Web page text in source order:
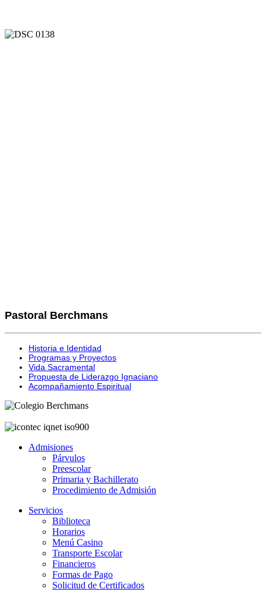
Pastoral Berchmans
Historia e Identidad
Programas y Proyectos
Vida Sacramental
Propuesta de Liderazgo Ignaciano
Acompañamiento Espiritual
Admisiones
Párvulos
Preescolar
Primaria y Bachillerato
Procedimiento de Admisión
Servicios
Biblioteca
Horarios
Menú Casino
Transporte Escolar
Financieros
Formas de Pago
Solicitud de Certificados